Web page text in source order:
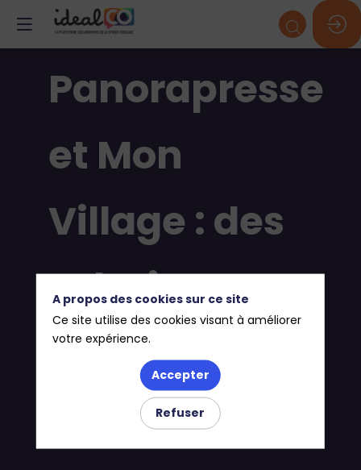
Panorapresse
et Mon
Village : des
solutions
aux défis des
élus locaux
A propos des cookies sur ce site
Ce site utilise des cookies visant à améliorer
votre expérience.
Accepter
Refuser